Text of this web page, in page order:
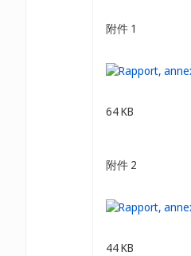
附件 1
64 KB
附件 2
44 KB